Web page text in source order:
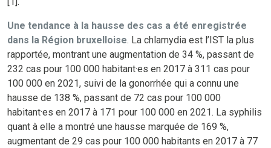
Une tendance à la hausse des cas a été enregistrée
dans la Région bruxelloise. La chlamydia est l’IST la plus
rapportée, montrant une augmentation de 34 %, passant de
232 cas pour 100 000 habitant·es en 2017 à 311 cas pour
100 000 en 2021, suivi de la gonorrhée qui a connu une
hausse de 138 %, passant de 72 cas pour 100 000
habitant·es en 2017 à 171 pour 100 000 en 2021. La syphilis
quant à elle a montré une hausse marquée de 169 %,
augmentant de 29 cas pour 100 000 habitants en 2017 à 77